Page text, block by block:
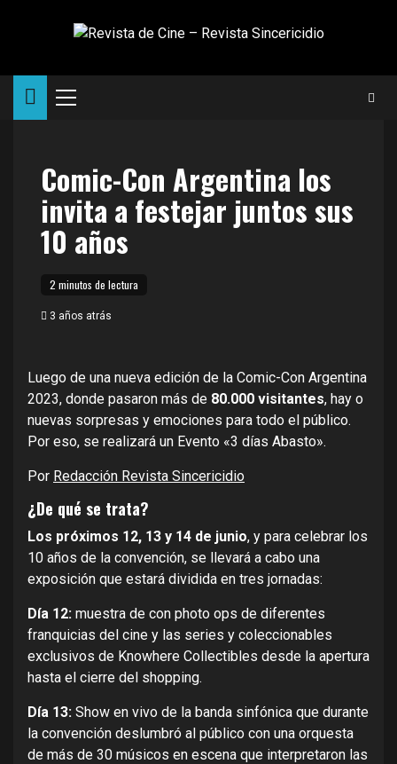
Menú
Comic-Con Argentina los
invita a festejar juntos sus
10 años
2 minutos de lectura
3 años atrás
Luego de una nueva edición de la Comic-Con Argentina
2023, donde pasaron más de 80.000 visitantes, hay o
nuevas sorpresas y emociones para todo el público.
Por eso, se realizará un Evento «3 días Abasto».
Por Redacción Revista Sincericidio
¿De qué se trata?
Los próximos 12, 13 y 14 de junio, y para celebrar los
10 años de la convención, se llevará a cabo una
exposición que estará dividida en tres jornadas:
Día 12: muestra de con photo ops de diferentes
franquicias del cine y las series y coleccionables
exclusivos de Knowhere Collectibles desde la apertura
hasta el cierre del shopping.
Día 13: Show en vivo de la banda sinfónica que durante
la convención deslumbró al público con una orquesta
de más de 30 músicos en escena que interpretaron las